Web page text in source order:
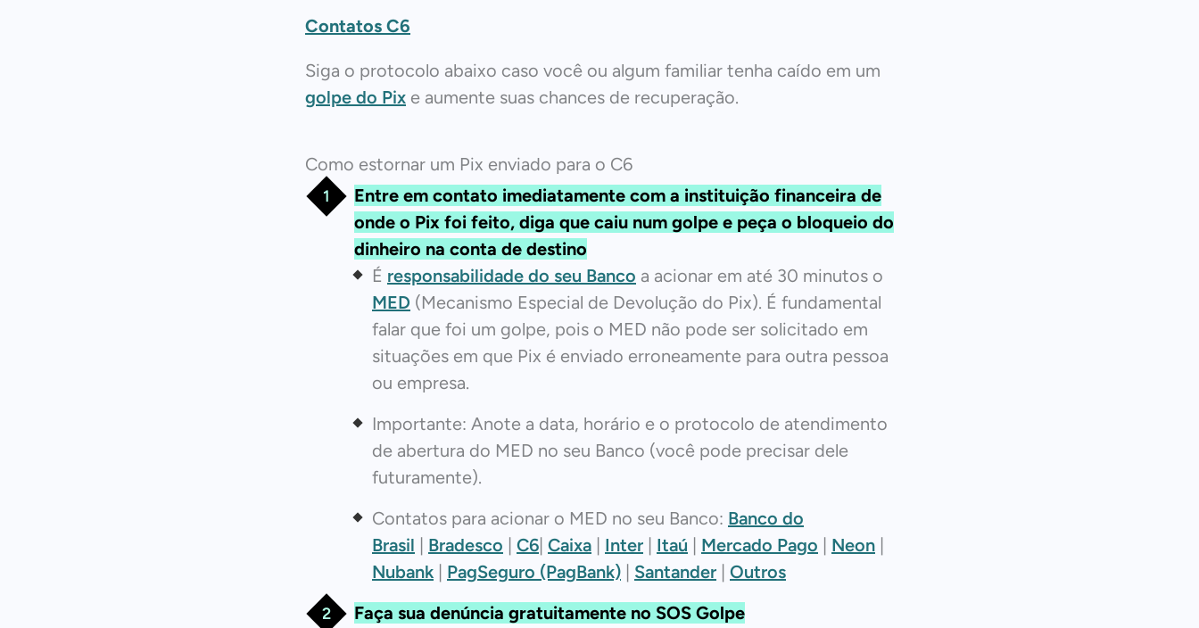
Contatos C6
Siga o protocolo abaixo caso você ou algum familiar tenha caído em um
golpe do Pix e aumente suas chances de recuperação.
Como estornar um Pix enviado para o C6
Entre em contato imediatamente com a instituição financeira de
onde o Pix foi feito, diga que caiu num golpe e peça o bloqueio do
dinheiro na conta de destino
É responsabilidade do seu Banco a acionar em até 30 minutos o
MED (Mecanismo Especial de Devolução do Pix). É fundamental
falar que foi um golpe, pois o MED não pode ser solicitado em
situações em que Pix é enviado erroneamente para outra pessoa
ou empresa.
Importante: Anote a data, horário e o protocolo de atendimento
de abertura do MED no seu Banco (você pode precisar dele
futuramente).
Contatos para acionar o MED no seu Banco: Banco do
Brasil | Bradesco | C6| Caixa | Inter | Itaú | Mercado Pago | Neon |
Nubank | PagSeguro (PagBank) | Santander | Outros
Faça sua denúncia gratuitamente no SOS Golpe